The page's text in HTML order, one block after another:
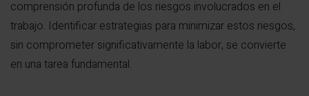
comprensión profunda de los riesgos involucrados en el
trabajo. Identificar estrategias para minimizar estos riesgos,
sin comprometer significativamente la labor, se convierte
en una tarea fundamental.